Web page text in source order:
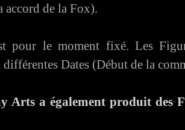
accord de la Fox).
pour le moment fixé. Les
Dates (Début de la
Arts a également produit des